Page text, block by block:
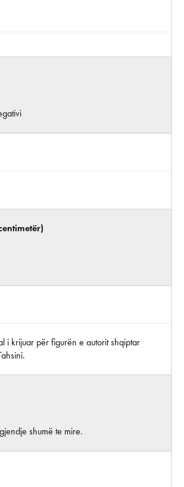
i krijuar për figurën e autorit shqiptar
shumë te mire.